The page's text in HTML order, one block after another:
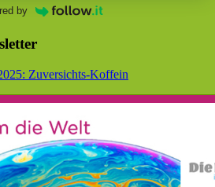
by
Zuversichts-Koffein